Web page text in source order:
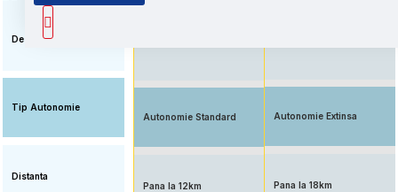
Descriere
Tip Autonomie
Distanta
Standard: Pret accesibil,
Autonomie Standard
Pana la 12km
Autonomie Extinsa
Pana la 18km